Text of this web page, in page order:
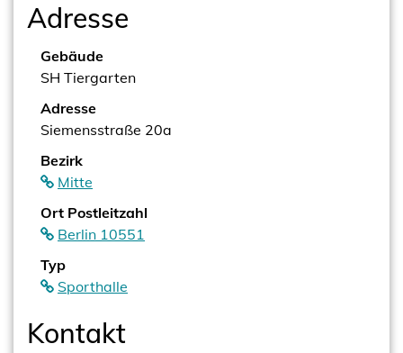
Adresse
Gebäude
SH Tiergarten
Adresse
Siemensstraße 20a
Bezirk
Mitte
Ort Postleitzahl
Berlin 10551
Typ
Sporthalle
Kontakt